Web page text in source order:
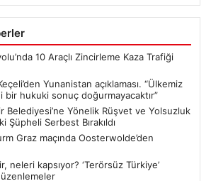
10 Araçlı Zincirleme Kaza Trafiği
Yunanistan açıklaması. “Ülkemiz
bir hukuki sonuç doğurmayacaktır”
Belediyesi’ne Yönelik Rüşvet ve Yolsuzluk
Şüpheli Serbest Bırakıldı
Graz maçında Oosterwolde’den
neleri kapsıyor? ‘Terörsüz Türkiye’